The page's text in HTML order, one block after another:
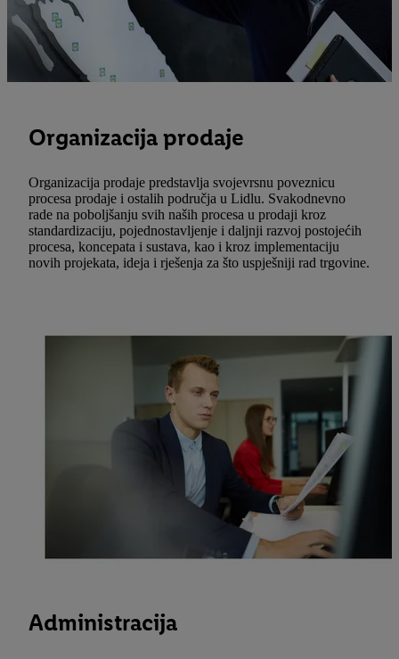
Organizacija prodaje
Organizacija prodaje predstavlja svojevrsnu poveznicu
procesa prodaje i ostalih područja u Lidlu. Svakodnevno
rade na poboljšanju svih naših procesa u prodaji kroz
standardizaciju, pojednostavljenje i daljnji razvoj postojećih
procesa, koncepata i sustava, kao i kroz implementaciju
novih projekata, ideja i rješenja za što uspješniji rad trgovine.
Administracija